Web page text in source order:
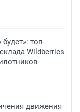
топ-
Wildberries
движения